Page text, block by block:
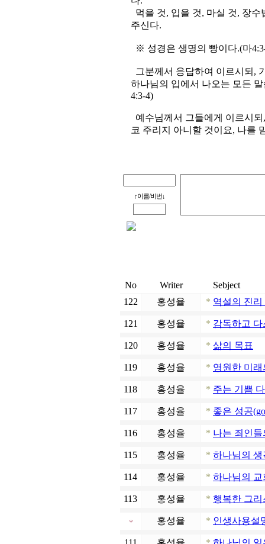
먹을 것, 입을 것, 마실 것, 장
주신다.
※ 성경은 생명의 빵이다.(마
그분께서 응답하여 이르시되,
하나님의 입에서 나오는 모든
4:3-4)
예수님께서 그들에게 이르시
코 주리지 아니할 것이요, 나를
↑이름/비번↓
No Writer
Sebject
122
홍성율 * 역설의 진리
121 홍성율 * 감독하고
120 홍성율 * 삶의 목표
119 홍성율 * 영원한 미래
118 홍성율 * 주는 기쁨
117 홍성율 * 좋은 성공
116 홍성율 * 나는 죄인
115 홍성율 * 하나님의
114 홍성율 * 하나님의 교
113 홍성율 * 행복한 그
홍성율 * 인생사용설